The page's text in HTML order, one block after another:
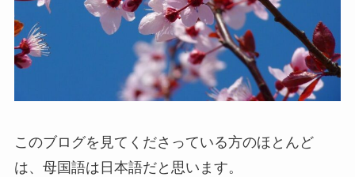
このブログを見てくださっている方のほとんど
は、母国語は日本語だと思います。